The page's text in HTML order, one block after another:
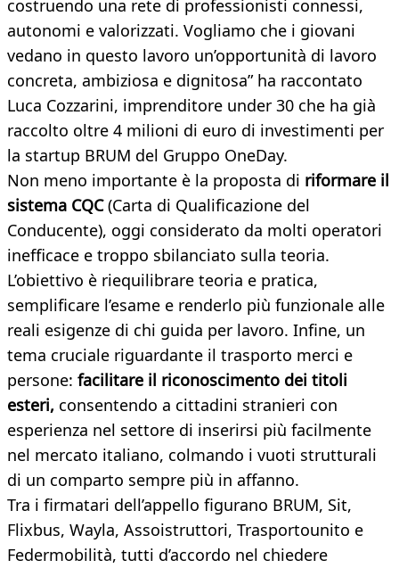
costruendo una rete di professionisti connessi,
autonomi e valorizzati. Vogliamo che i giovani
vedano in questo lavoro un’opportunità di lavoro
concreta, ambiziosa e dignitosa” ha raccontato
Luca Cozzarini, imprenditore under 30 che ha già
raccolto oltre 4 milioni di euro di investimenti per
la startup BRUM del Gruppo OneDay.
Non meno importante è la proposta di riformare il
sistema CQC(Carta di Qualificazione del
Conducente), oggi considerato da molti operatori
inefficace e troppo sbilanciato sulla teoria.
L’obiettivo è riequilibrare teoria e pratica,
semplificare l’esame e renderlo più funzionale alle
reali esigenze di chi guida per lavoro. Infine, un
tema cruciale riguardante il trasporto merci e
persone: facilitare il riconoscimento dei titoli
esteri, consentendo a cittadini stranieri con
esperienza nel settore di inserirsi più facilmente
nel mercato italiano, colmando i vuoti strutturali
di un comparto sempre più in affanno.
Tra i firmatari dell’appello figurano BRUM, Sit,
Flixbus, Wayla, Assoistruttori, Trasportounito e
Federmobilità, tutti d’accordo nel chiedere